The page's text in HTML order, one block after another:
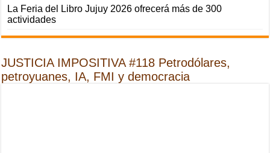
La Feria del Libro Jujuy 2026 ofrecerá más de 300
actividades
JUSTICIA IMPOSITIVA #118 Petrodólares,
petroyuanes, IA, FMI y democracia